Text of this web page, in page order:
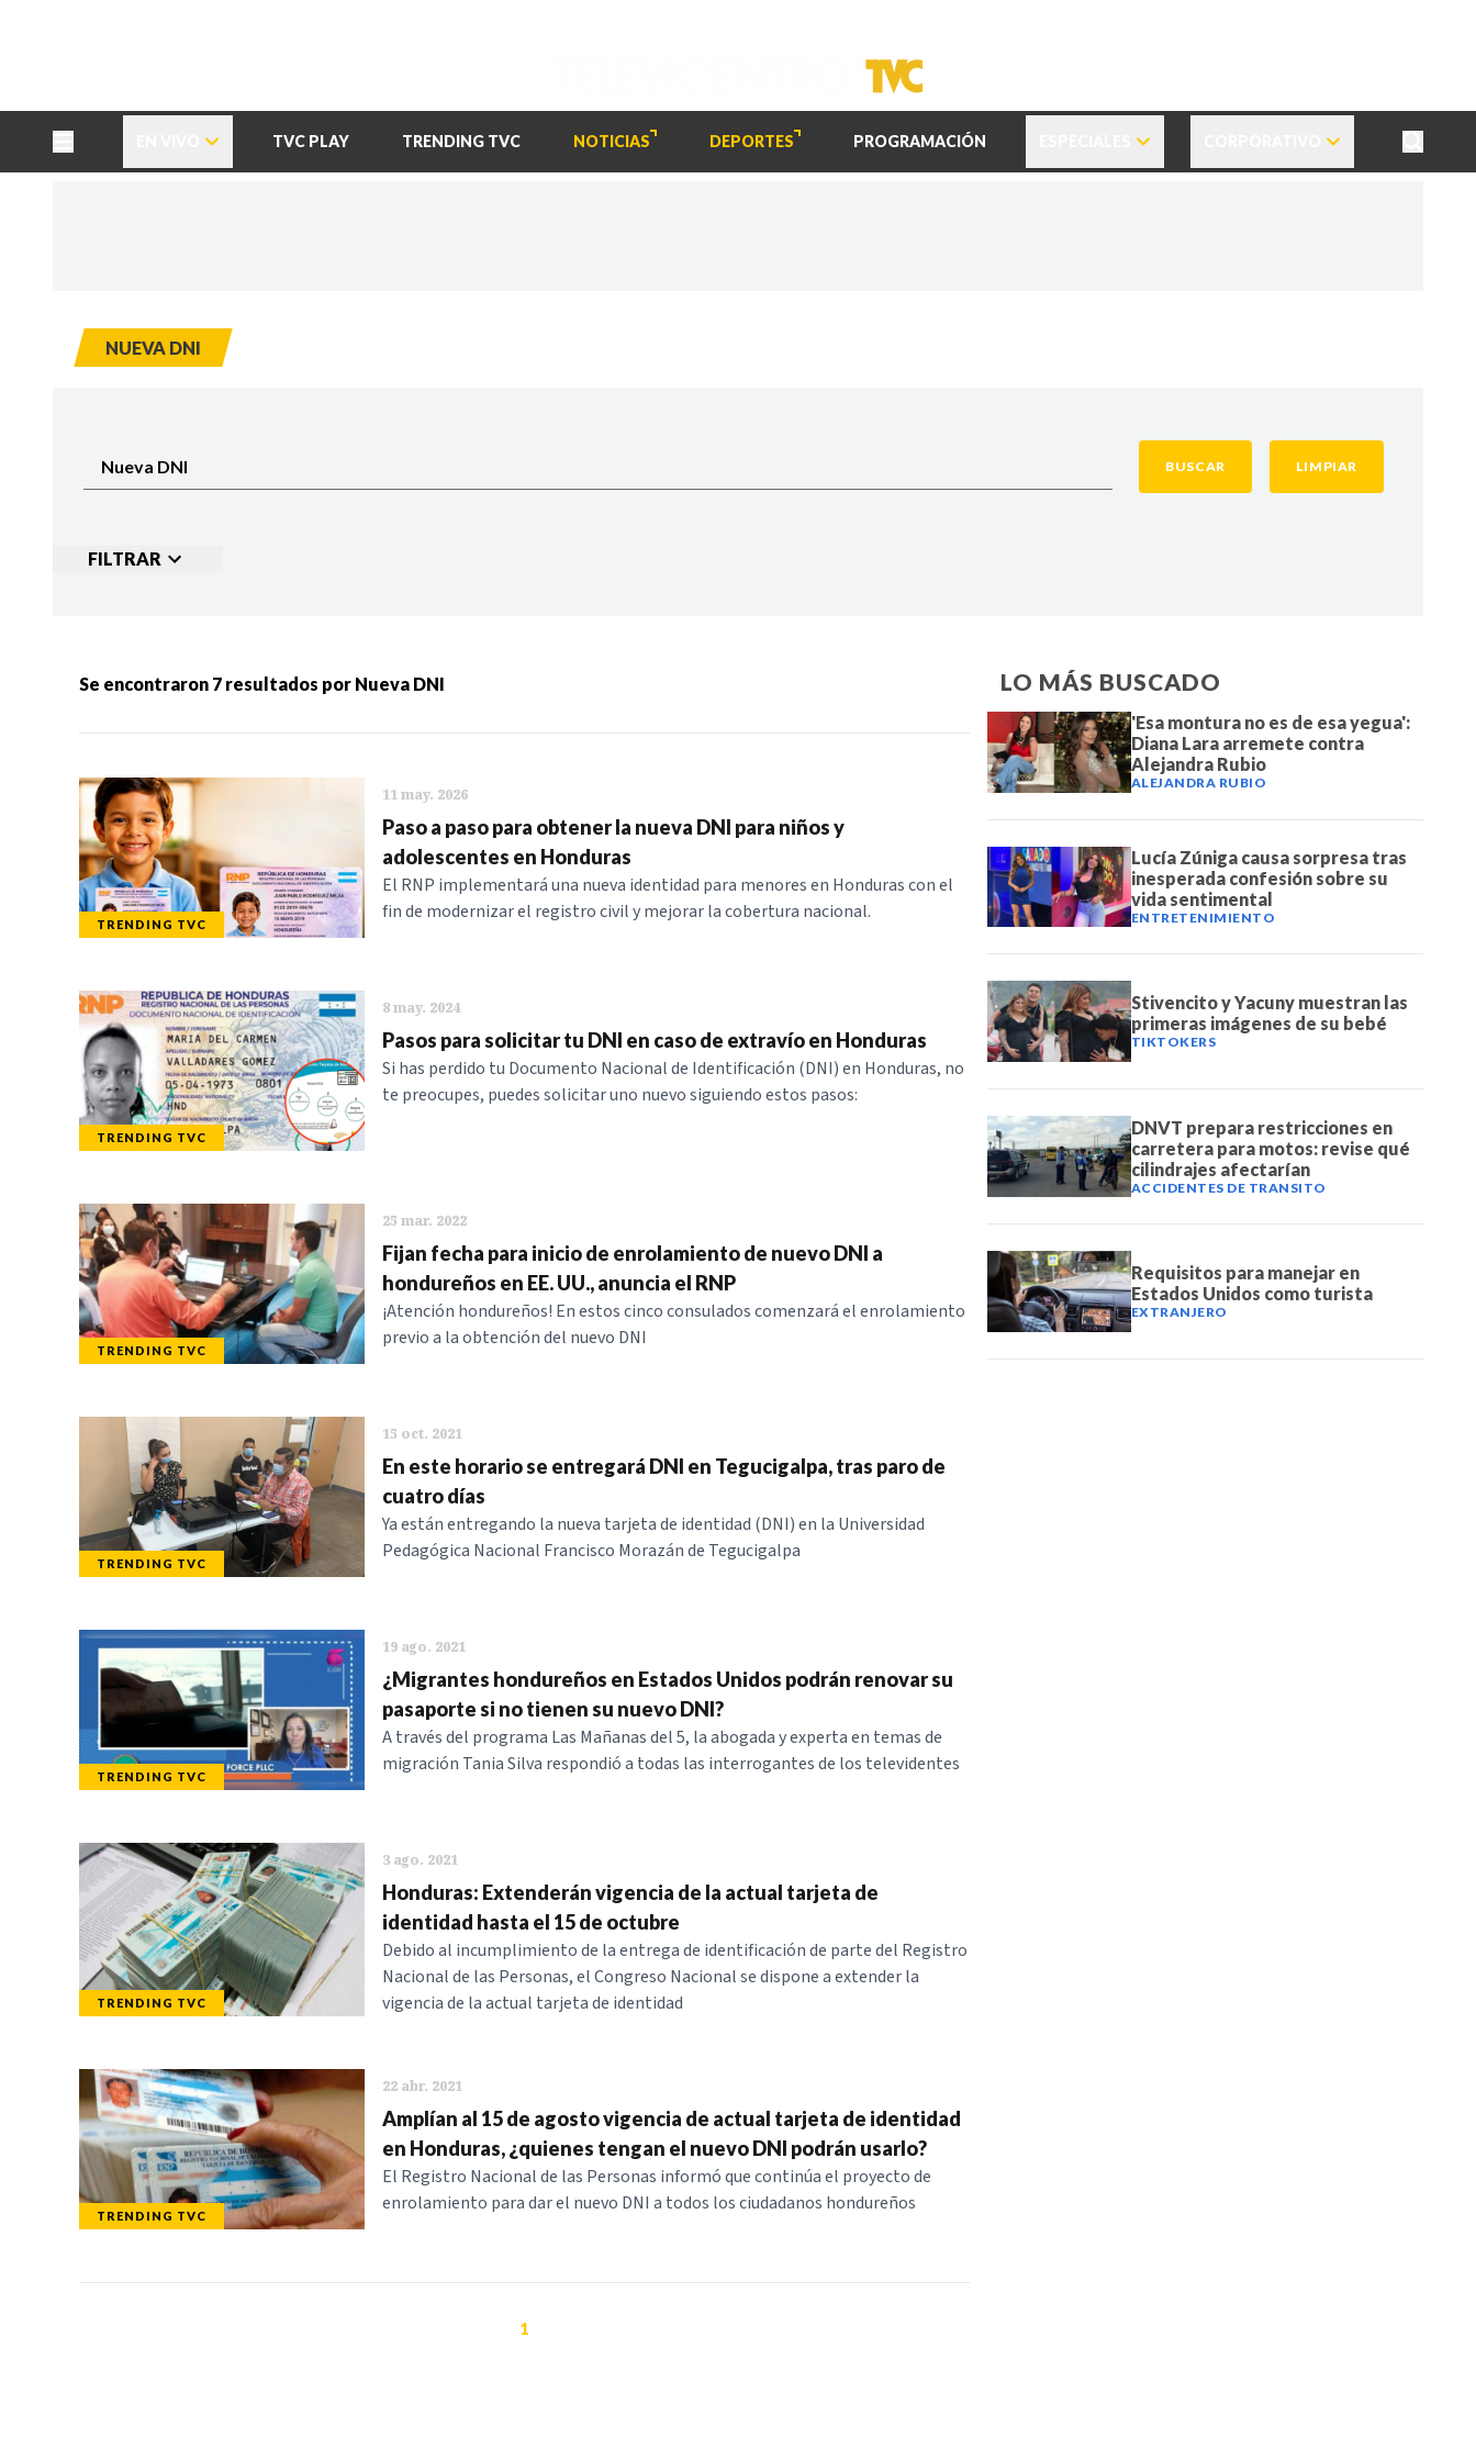
TVC PLAY TRENDING TVC NOTICIAS DEPORTES PROGRAMACIÓN
NUEVA DNI
BUSCAR LIMPIAR
FILTRAR
Categorias: NOTICIAS SERIES
Se encontraron 7 resultados por Nueva DNI
TRENDING TVC
11 may. 2026
Paso a paso para obtener la nueva DNI para niños y
adolescentes en Honduras
El RNP implementará una nueva identidad para menores en Honduras con el
fin de modernizar el registro civil y mejorar la cobertura nacional.
TRENDING TVC
8 may. 2024
Pasos para solicitar tu DNI en caso de extravío en Honduras
Si has perdido tu Documento Nacional de Identificación (DNI) en Honduras, no
te preocupes, puedes solicitar uno nuevo siguiendo estos pasos:
TRENDING TVC
25 mar. 2022
Fijan fecha para inicio de enrolamiento de nuevo DNI a
hondureños en EE. UU., anuncia el RNP
¡Atención hondureños! En estos cinco consulados comenzará el enrolamiento
previo a la obtención del nuevo DNI
TRENDING TVC
15 oct. 2021
En este horario se entregará DNI en Tegucigalpa, tras paro de
cuatro días
Ya están entregando la nueva tarjeta de identidad (DNI) en la Universidad
Pedagógica Nacional Francisco Morazán de Tegucigalpa
TRENDING TVC
19 ago. 2021
¿Migrantes hondureños en Estados Unidos podrán renovar su
pasaporte si no tienen su nuevo DNI?
A través del programa Las Mañanas del 5, la abogada y experta en temas de
migración Tania Silva respondió a todas las interrogantes de los televidentes
TRENDING TVC
3 ago. 2021
Honduras: Extenderán vigencia de la actual tarjeta de
identidad hasta el 15 de octubre
Debido al incumplimiento de la entrega de identificación de parte del Registro
Nacional de las Personas, el Congreso Nacional se dispone a extender la
vigencia de la actual tarjeta de identidad
TRENDING TVC
22 abr. 2021
Amplían al 15 de agosto vigencia de actual tarjeta de identidad
en Honduras, ¿quienes tengan el nuevo DNI podrán usarlo?
El Registro Nacional de las Personas informó que continúa el proyecto de
enrolamiento para dar el nuevo DNI a todos los ciudadanos hondureños
1
LO MÁS BUSCADO
'Esa montura no es de esa yegua':
Diana Lara arremete contra
Alejandra Rubio
ALEJANDRA RUBIO
Lucía Zúniga causa sorpresa tras
inesperada confesión sobre su
vida sentimental
ENTRETENIMIENTO
Stivencito y Yacuny muestran las
primeras imágenes de su bebé
TIKTOKERS
DNVT prepara restricciones en
carretera para motos: revise qué
cilindrajes afectarían
ACCIDENTES DE TRANSITO
Requisitos para manejar en
Estados Unidos como turista
EXTRANJERO